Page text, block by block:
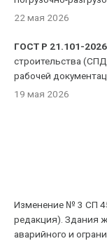
22 мая 2026
ГОСТ Р 21.101-
строительства
рабочей
19 мая 2026
Изменение № 3 СП
редакция). Здания
аварийного и